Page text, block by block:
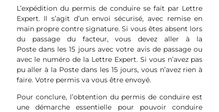
L’expédition du permis de conduire se fait par Lettre
Expert. Il s’agit d’un envoi sécurisé, avec remise en
main propre contre signature. Si vous êtes absent lors
du passage du facteur, vous devez aller à la
Poste dans les 15 jours avec votre avis de passage ou
avec le numéro de la Lettre Expert. Si vous n’avez pas
pu aller à la Poste dans les 15 jours, vous n’avez rien à
faire. Votre permis va vous être envoyé.
Pour conclure, l’obtention du permis de conduire est
une démarche essentielle pour pouvoir conduire